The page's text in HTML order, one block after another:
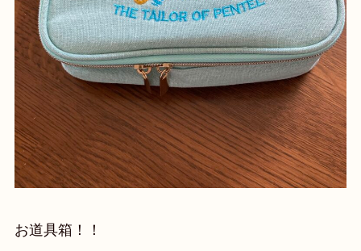
お道具箱！！